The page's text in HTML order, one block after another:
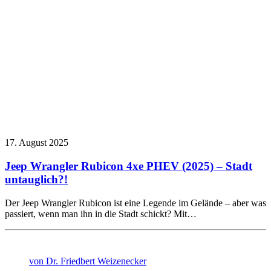
17. August 2025
Jeep Wrangler Rubicon 4xe PHEV (2025) – Stadt
untauglich?!
Der Jeep Wrangler Rubicon ist eine Legende im Gelände – aber was
passiert, wenn man ihn in die Stadt schickt? Mit…
von Dr. Friedbert Weizenecker